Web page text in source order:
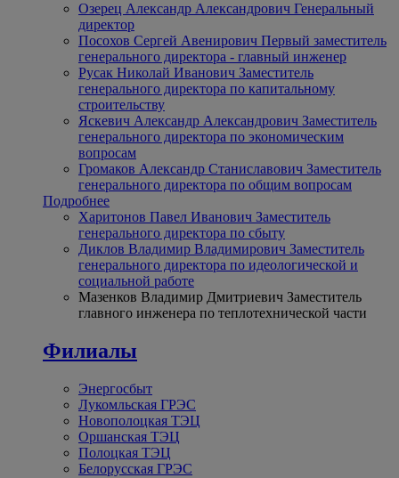
Озерец Александр Александрович Генеральный
директор
Посохов Сергей Авенирович Первый заместитель
генерального директора - главный инженер
Русак Николай Иванович Заместитель
генерального директора по капитальному
строительству
Яскевич Александр Александрович Заместитель
генерального директора по экономическим
вопросам
Громаков Александр Станиславович Заместитель
генерального директора по общим вопросам
Подробнее
Харитонов Павел Иванович Заместитель
генерального директора по сбыту
Диклов Владимир Владимирович Заместитель
генерального директора по идеологической и
социальной работе
Мазенков Владимир Дмитриевич Заместитель
главного инженера по теплотехнической части
Филиалы
Энергосбыт
Лукомльская ГРЭС
Новополоцкая ТЭЦ
Оршанская ТЭЦ
Полоцкая ТЭЦ
Белорусская ГРЭС